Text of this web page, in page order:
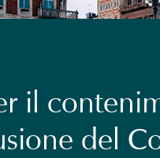
il
del